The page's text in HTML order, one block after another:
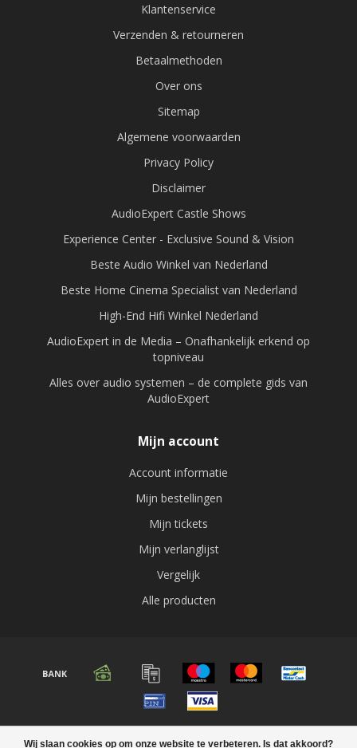
Wij slaan cookies op om onze website te verbeteren. Is dat akkoord?
Klantenservice
Verzenden & retourneren
Betaalmethoden
Over ons
Sitemap
Algemene voorwaarden
Privacy Policy
Disclaimer
AudioExpert Castle Shows
Experience Center - Exclusive Sound & Vision
Beste Audio Winkel van Nederland
Beste Home Cinema Specialist van Nederland
High-End Hifi Winkel Nederland
AudioExpert in de Media – Onafhankelijk erkend op
topniveau
Alles over audio systemen – de complete gids van
AudioExpert
Mijn account
Account informatie
Mijn bestellingen
Mijn tickets
Mijn verlanglijst
Vergelijk
Alle producten
© Copyright 2026 Audio expert